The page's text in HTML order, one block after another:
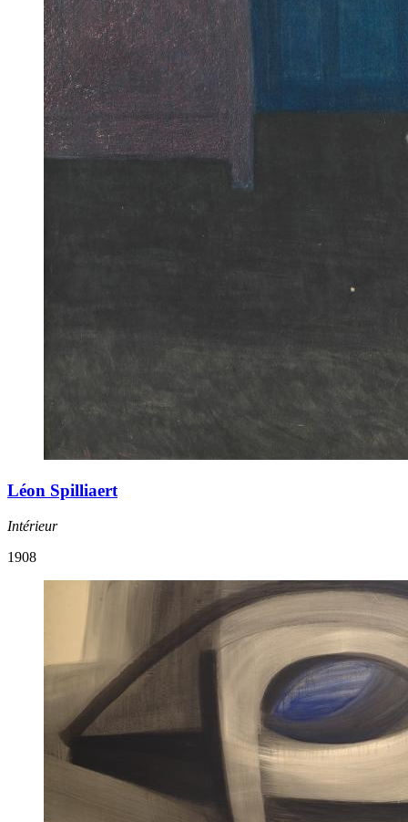
Léon Spilliaert
Intérieur
1908